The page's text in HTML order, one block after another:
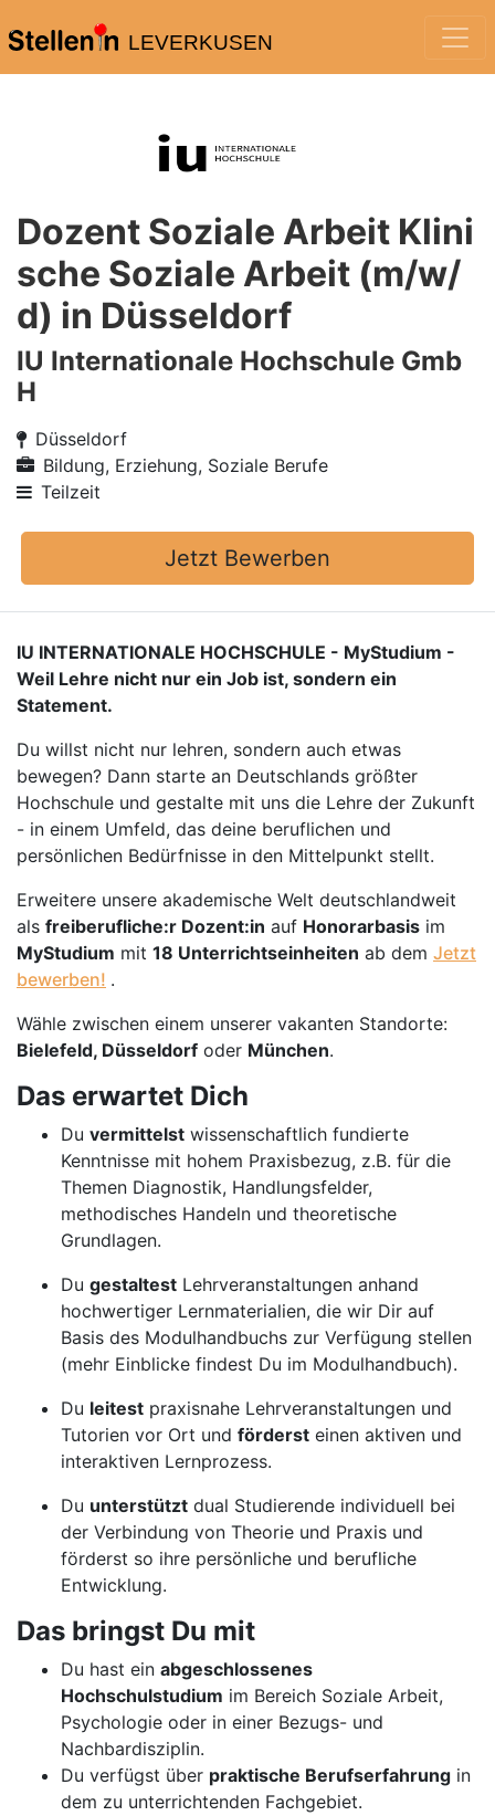
LEVERKUSEN
Dozent Soziale Arbeit Klini
sche Soziale Arbeit (m/w/
d) in Düsseldorf
IU Internationale Hochschule Gmb
H
Düsseldorf
Bildung, Erziehung, Soziale Berufe
Teilzeit
Jetzt Bewerben
IU INTERNATIONALE HOCHSCHULE - MyStudium -
Weil Lehre nicht nur ein Job ist, sondern ein
Statement.
Du willst nicht nur lehren, sondern auch etwas
bewegen? Dann starte an Deutschlands größter
Hochschule und gestalte mit uns die Lehre der Zukunft
- in einem Umfeld, das deine beruflichen und
persönlichen Bedürfnisse in den Mittelpunkt stellt.
Erweitere unsere akademische Welt deutschlandweit
als freiberufliche:r Dozent:in auf Honorarbasis im
MyStudium mit 18 Unterrichtseinheiten ab dem Jetzt
bewerben! .
Wähle zwischen einem unserer vakanten Standorte:
Bielefeld, Düsseldorf oder München.
Das erwartet Dich
Du vermittelst wissenschaftlich fundierte
Kenntnisse mit hohem Praxisbezug, z.B. für die
Themen Diagnostik, Handlungsfelder,
methodisches Handeln und theoretische
Grundlagen.
Du gestaltest Lehrveranstaltungen anhand
hochwertiger Lernmaterialien, die wir Dir auf
Basis des Modulhandbuchs zur Verfügung stellen
(mehr Einblicke findest Du im Modulhandbuch).
Du leitest praxisnahe Lehrveranstaltungen und
Tutorien vor Ort und förderst einen aktiven und
interaktiven Lernprozess.
Du unterstützt dual Studierende individuell bei
der Verbindung von Theorie und Praxis und
förderst so ihre persönliche und berufliche
Entwicklung.
Das bringst Du mit
Du hast ein abgeschlossenes
Hochschulstudium im Bereich Soziale Arbeit,
Psychologie oder in einer Bezugs- und
Nachbardisziplin.
Du verfügst über praktische Berufserfahrung in
dem zu unterrichtenden Fachgebiet.